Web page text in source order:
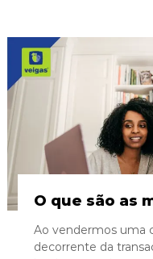
O que são as
Ao vendermos uma
decorrente da